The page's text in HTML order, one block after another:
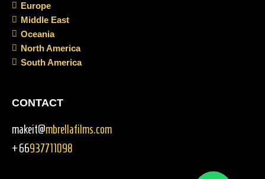
Europe
Middle East
Oceania
North America
South America
CONTACT
makeit@mbrellafilms.com
+66937711098